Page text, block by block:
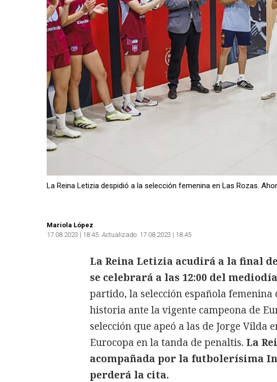
La Reina Letizia despidió a la selección femenina en Las Rozas.
Mariola López
17.08.2023 | 18:45 Actualizado: 17.08.2023 | 18:45
La Reina Letizia acudirá a la final
se celebrará a las 12:00 del
partido, la selección española
historia ante la vigente campeona de
selección que apeó a las de Jorge Vilda
Eurocopa en la tanda de penaltis. La
acompañada por la futbolerísima
perderá la cita.